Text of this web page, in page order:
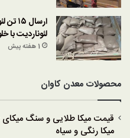
لئوناردیت با خلوص
1 هفته پیش
محصولات معدن کاوان
میکا رنگی و سیاه